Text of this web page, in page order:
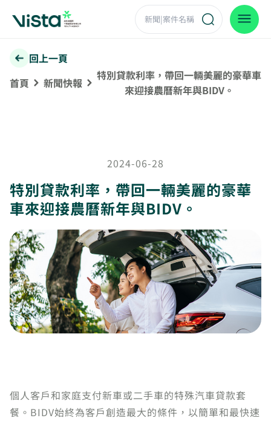
回上一頁
首頁
新聞快報
特別貸款利率，帶回一輛美麗的豪華車
來迎接農曆新年與BIDV。
2024-06-28
特別貸款利率，帶回一輛美麗的豪華
車來迎接農曆新年與BIDV。
個人客戶和家庭支付新車或二手車的特殊汽車貸款套
餐。BIDV始終為客戶創造最大的條件，以簡單和最快速